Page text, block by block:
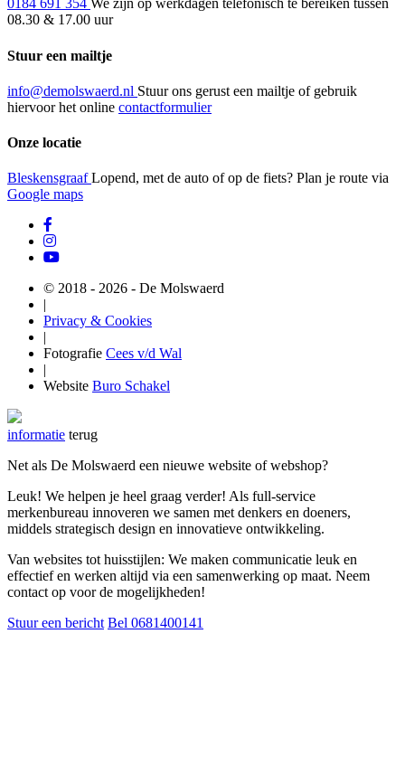
0184 691 354 We zijn op werkdagen telefonisch te bereiken tussen
08.30 & 17.00 uur
Stuur een mailtje
info@demolswaerd.nl Stuur ons gerust een mailtje of gebruik
hiervoor het online contactformulier
Onze locatie
Bleskensgraaf Lopend, met de auto of op de fiets? Plan je route via
Google maps
© 2018 - 2026 - De Molswaerd
|
Privacy & Cookies
|
Fotografie Cees v/d Wal
|
Website Buro Schakel
informatie terug
Net als De Molswaerd een nieuwe website of webshop?
Leuk! We helpen je heel graag verder! Als full-service
merkenbureau innoveren we samen met denkers en doeners,
middels strategisch design en innovatieve ontwikkeling.
Van websites tot huisstijlen: We maken communicatie leuk en
effectief en werken altijd via een samenwerking op maat. Neem
contact op voor de mogelijkheden!
Stuur een bericht Bel 0681400141